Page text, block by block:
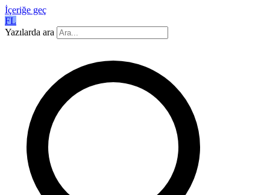
İçeriğe geç
FL
Yazılarda ara